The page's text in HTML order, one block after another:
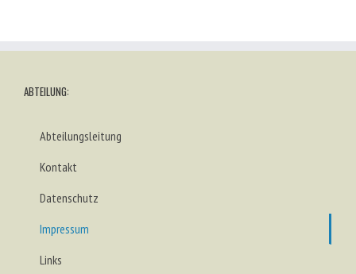
ABTEILUNG:
Abteilungsleitung
Kontakt
Datenschutz
Impressum
Links